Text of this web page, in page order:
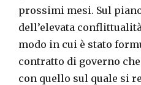
prossimi mesi. Sul
dell’elevata
modo in cui è stato
contratto di governo
con quello sul quale si